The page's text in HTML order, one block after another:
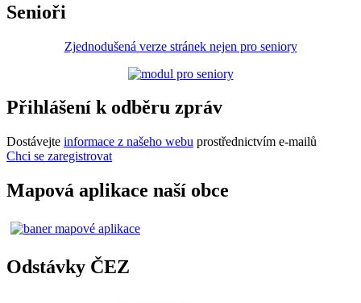
Senioři
Zjednodušená verze stránek nejen pro seniory
Přihlášení k odběru zpráv
Dostávejte informace z našeho webu prostřednictvím e-mailů
Chci se zaregistrovat
Mapová aplikace naší obce
Odstávky ČEZ